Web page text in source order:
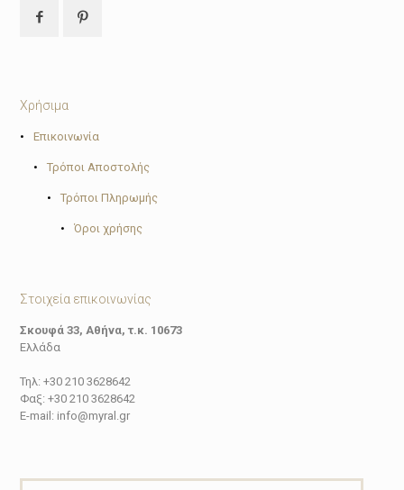
Χρήσιμα
• Επικοινωνία
• Τρόποι Αποστολής
• Τρόποι Πληρωμής
• Όροι χρήσης
Στοιχεία επικοινωνίας
Σκουφά 33, Αθήνα, τ.κ. 10673
Ελλάδα
Τηλ: +30 210 3628642
Φαξ: +30 210 3628642
E-mail: info@myral.gr